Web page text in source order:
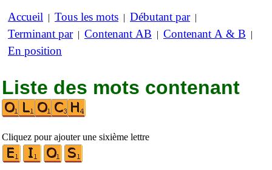
Accueil | Tous les mots | Débutant par|
Terminant par| Contenant AB | Contenant A & B |
En position
Liste des mots contenant
Cliquez pour ajouter une sixième lettre